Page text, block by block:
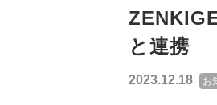
と連携
2023.12.18 お